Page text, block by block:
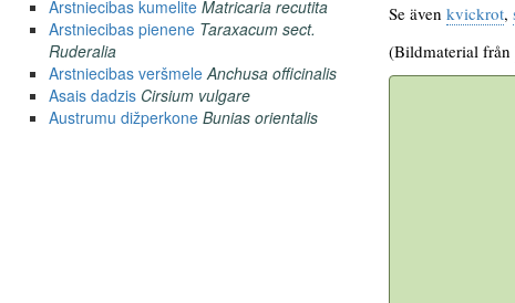
Se även kvickrot,
(Bildmaterial från